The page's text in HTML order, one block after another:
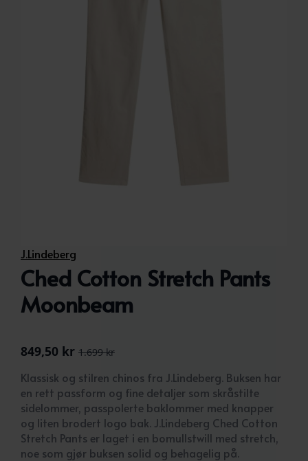
J.Lindeberg
Ched Cotton Stretch Pants
Moonbeam
1.699kr
Opprinnelig
pris
var:
1.699 kr.
849,50 kr
Nåværende
pris
er:
849,50 kr.
Klassisk og stilren chinos fra J.Lindeberg. Buksen har
en rett passform og fine detaljer som skråstilte
sidelommer, passpolerte baklommer med knapper
og liten brodert logo bak. J.Lindeberg Ched Cotton
Stretch Pants er laget i en bomullstwill med stretch,
noe som gjør buksen solid og behagelig på.